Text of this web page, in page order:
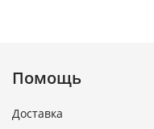
Помощь
Доставка